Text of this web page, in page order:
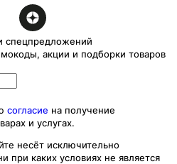
спецпредложений
акции и подборки товаров
согласие на получение
и услугах.
несёт исключительно
при каких условиях не является